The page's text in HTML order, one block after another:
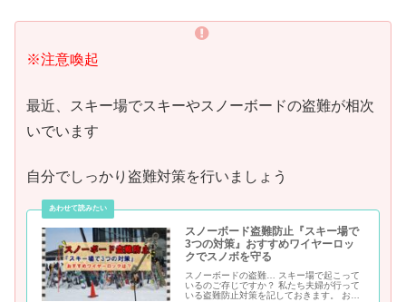
※注意喚起
最近、スキー場でスキーやスノーボードの盗難が相次
いでいます
自分でしっかり盗難対策を行いましょう
スノーボード盗難防止『スキー場で
3つの対策』おすすめワイヤーロッ
クでスノボを守る
スノーボードの盗難… スキー場で起こって
いるのご存じですか？ 私たち夫婦が行って
いる盗難防止対策を記しておきます。 おす